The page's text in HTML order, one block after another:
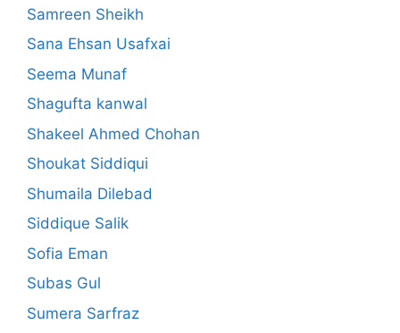
Samreen Sheikh
Sana Ehsan Usafxai
Seema Munaf
Shagufta kanwal
Shakeel Ahmed Chohan
Shoukat Siddiqui
Shumaila Dilebad
Siddique Salik
Sofia Eman
Subas Gul
Sumera Sarfraz